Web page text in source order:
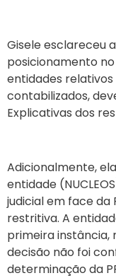
Gisele esclareceu
posicionamento
entidades relativos
contabilizados,
Explicativas dos
Adicionalmente,
entidade
judicial em face da
restritiva. A
primeira instância,
decisão não foi
determinação da